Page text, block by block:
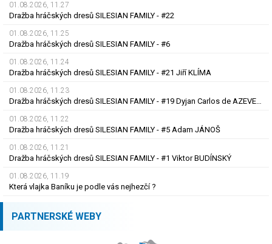
01.08.2026, 11.27
Dražba hráčských dresů SILESIAN FAMILY - #22
01.08.2026, 11.25
Dražba hráčských dresů SILESIAN FAMILY - #6
01.08.2026, 11.24
Dražba hráčských dresů SILESIAN FAMILY - #21 Jiří KLÍMA
01.08.2026, 11.23
Dražba hráčských dresů SILESIAN FAMILY - #19 Dyjan Carlos de AZEVEDO
01.08.2026, 11.22
Dražba hráčských dresů SILESIAN FAMILY - #5 Adam JÁNOŠ
01.08.2026, 11.21
Dražba hráčských dresů SILESIAN FAMILY - #1 Viktor BUDÍNSKÝ
01.08.2026, 11.19
Která vlajka Baníku je podle vás nejhezčí ?
PARTNERSKÉ WEBY